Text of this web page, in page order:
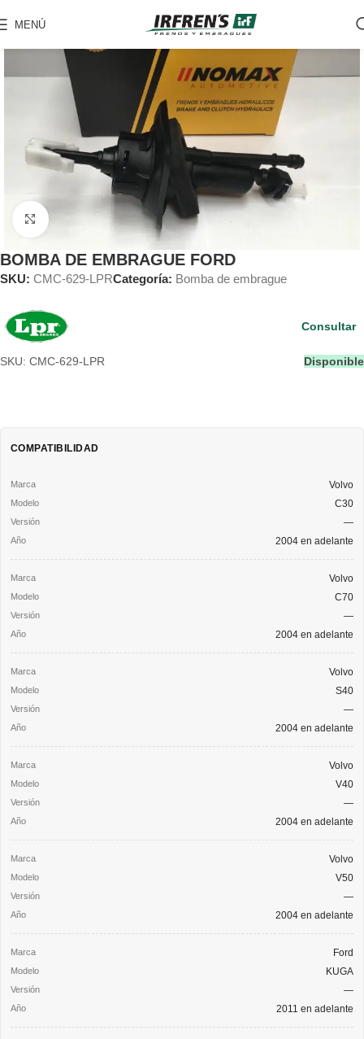
MENÚ
Clic para ampliar
BOMBA DE EMBRAGUE FORD
SKU: CMC-629-LPRCategoría: Bomba de embrague
SKU: CMC-629-LPR Disponible
Consultar
COMPATIBILIDAD
Volvo
C30
—
2004 en adelante
Volvo
C70
—
2004 en adelante
Volvo
S40
—
2004 en adelante
Volvo
V40
—
2004 en adelante
Volvo
V50
—
2004 en adelante
Ford
KUGA
—
2011 en adelante